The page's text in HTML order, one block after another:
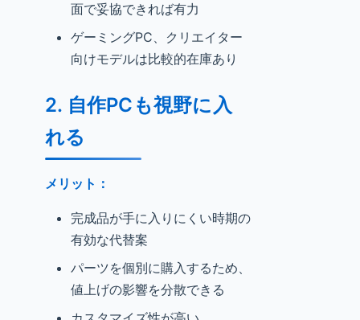
面で妥協できれば有力
ゲーミングPC、クリエイター
向けモデルは比較的在庫あり
2. 自作PCも視野に入
れる
メリット：
完成品が手に入りにくい時期の
有効な代替案
パーツを個別に購入するため、
値上げの影響を分散できる